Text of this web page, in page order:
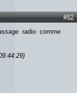
#52
radio comme